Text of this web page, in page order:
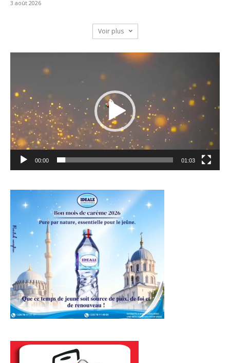
3 août 2026
Voir plus
00:00 01:03